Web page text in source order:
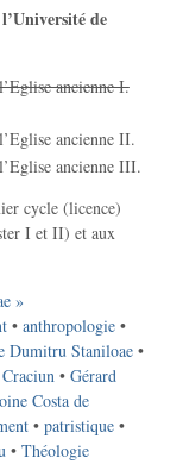
de
ancienne I.
ancienne II.
ancienne III.
cycle (licence)
I et II) et aux
»
• anthropologie•
Dumitru Staniloae•
• Gérard
Costa de
• patristique•
• Théologie